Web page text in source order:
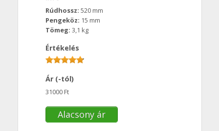
Rúdhossz: 520 mm
Pengeköz: 15 mm
Tömeg: 3,1 kg
Értékelés
Ár (-tól)
31000 Ft
Alacsony ár